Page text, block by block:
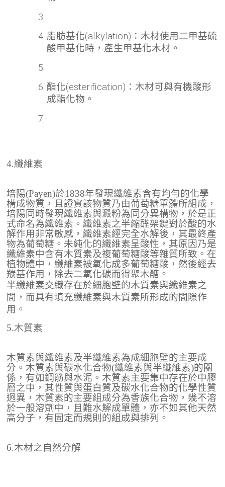
脂肪基化(alkylation)：木材使用二甲基硫
酸甲基化時，產生甲基化木材。
酯化(esterification)：木材可與有機酸形
成酯化物。
4.纖維素
培陽(Payen)於1838年發現纖維素含有均勻的化學
構成物質，且證實該物質乃由葡萄糖單體所組成，
培陽同時發現纖維素與澱粉為同分異構物，於是正
式命名為纖維素。纖維素之半縮醛架鍵對於酸的水
解作用非常敏感，纖維素經完全水解後，其最終產
物為葡萄糖。未純化的纖維素呈酸性，其原因乃是
纖維素中含有木質素及複葡萄糖酸等雜質所致。在
植物體中，纖維素被氧化成多葡萄糖酸，然後經去
羰基作用，除去二氧化碳而得聚木醣。
半纖維素交織存在於細胞壁的木質素與纖維素之
間，而具有填充纖維素與木質素所形成的間隙作
用。
5.木質素
木質素與纖維素及半纖維素為成細胞壁的主要成
分。木質素與碳水化合物(纖維素與半纖維素)的關
係，有如鋼筋與水泥。木質素主要集中存在於中膠
層之中，其性質與蛋白質及碳水化合物的化學性質
迥異，木質素的主要組成分為香族化合物，幾不溶
於一般溶劑中，且難水解成單體，亦不如其他天然
高分子，有固定而規則的組成與排列。
6.木材之自然分解